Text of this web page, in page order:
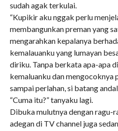
sudah agak terkulai.
“Kupikir aku nggak perlu
membangunkan preman yang
mengarahkan kepalanya
kemalauanku yang lumayan
diriku. Tanpa berkata apa-apa
kemaluanku dan mengocoknya
sampai perlahan, si batang
“Cuma itu?” tanyaku lagi.
Dibuka mulutnya dengan ragu-
adegan di TV channel juga